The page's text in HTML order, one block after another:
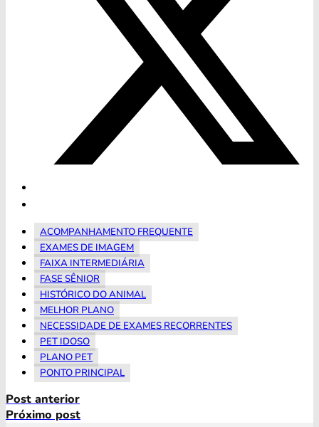
ACOMPANHAMENTO FREQUENTE
EXAMES DE IMAGEM
FAIXA INTERMEDIÁRIA
FASE SÊNIOR
HISTÓRICO DO ANIMAL
MELHOR PLANO
NECESSIDADE DE EXAMES RECORRENTES
PET IDOSO
PLANO PET
PONTO PRINCIPAL
Post anterior
Próximo post